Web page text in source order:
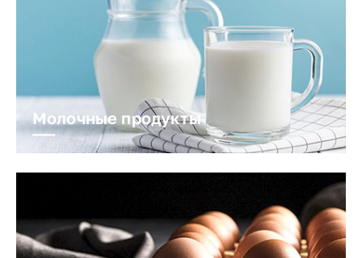
Молочные продукты